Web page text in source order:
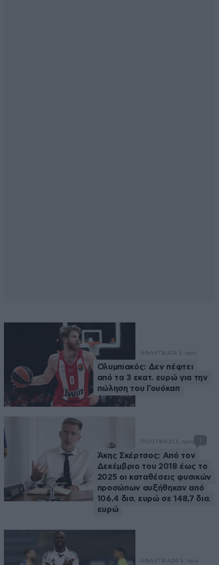
ΑΘΛΗΤΙΚΑ 13 λ. πριν
Ολυμπιακός: Δεν πέφτει
από τα 3 εκατ. ευρώ για την
πώληση του Γουόκαπ
ΠΟΛΙΤΙΚΗ21 λ. πριν 1
Άκης Σκέρτσος: Από τον
Δεκέμβριο του 2018 έως το
2025 οι καταθέσεις φυσικών
προσώπων αυξήθηκαν από
106,4 δισ. ευρώ σε 148,7 δισ.
ευρώ
ΑΘΛΗΤΙΚΑ28 λ. πριν